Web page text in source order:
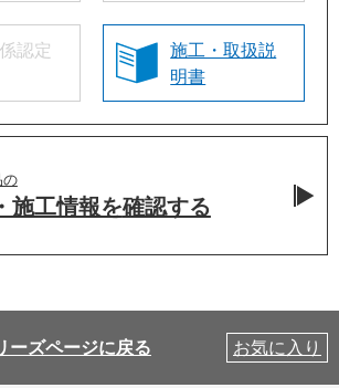
認定
施工・取扱説
明書
の
施工情報を確認する
ーズページに戻る お気に入り